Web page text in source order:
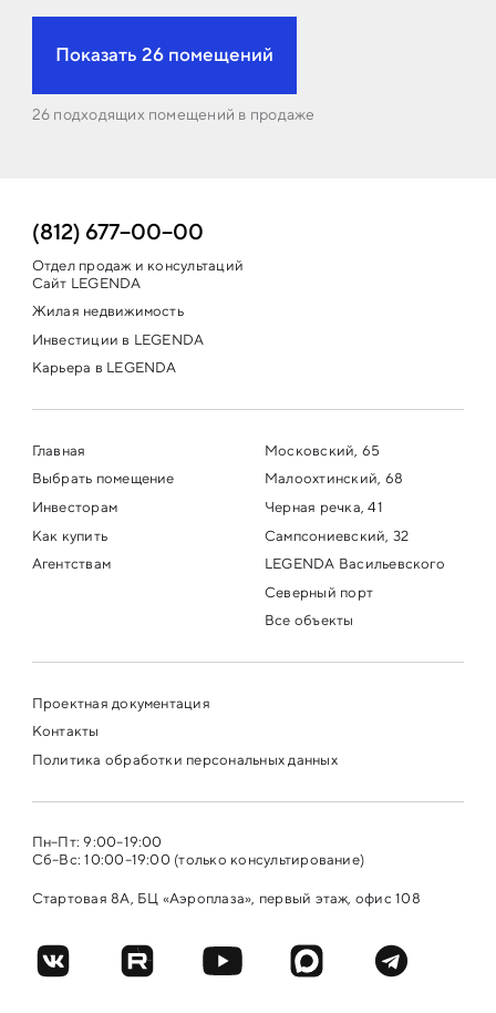
Показать 26 помещений
26 подходящих помещений в продаже
Сайт LEGENDA
Жилая недвижимость
Инвестиции в LEGENDA
Карьера в LEGENDA
(812) 677−00−00
Отдел продаж и консультаций
Главная
Выбрать помещение
Инвесторам
Как купить
Агентствам
Московский, 65
Малоохтинский, 68
Черная речка, 41
Сампсониевский, 32
LEGENDA Васильевского
Северный порт
Все объекты
Проектная документация
Контакты
Политика обработки персональных данных
Пн–Пт: 9:00–19:00
Сб–Вс: 10:00–19:00 (только консультирование)
Стартовая 8А, БЦ «Аэроплаза», первый этаж, офис 108